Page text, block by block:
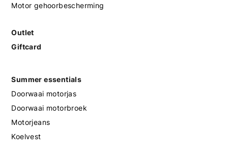
Motor gehoorbescherming
Outlet
Giftcard
Summer essentials
Doorwaai motorjas
Doorwaai motorbroek
Motorjeans
Koelvest